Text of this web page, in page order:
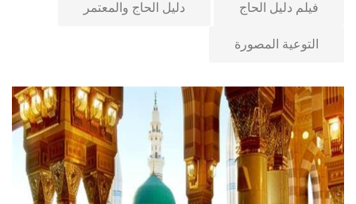
فيلم دليل الحاج دليل الحاج والمعتمر
التوعية المصورة